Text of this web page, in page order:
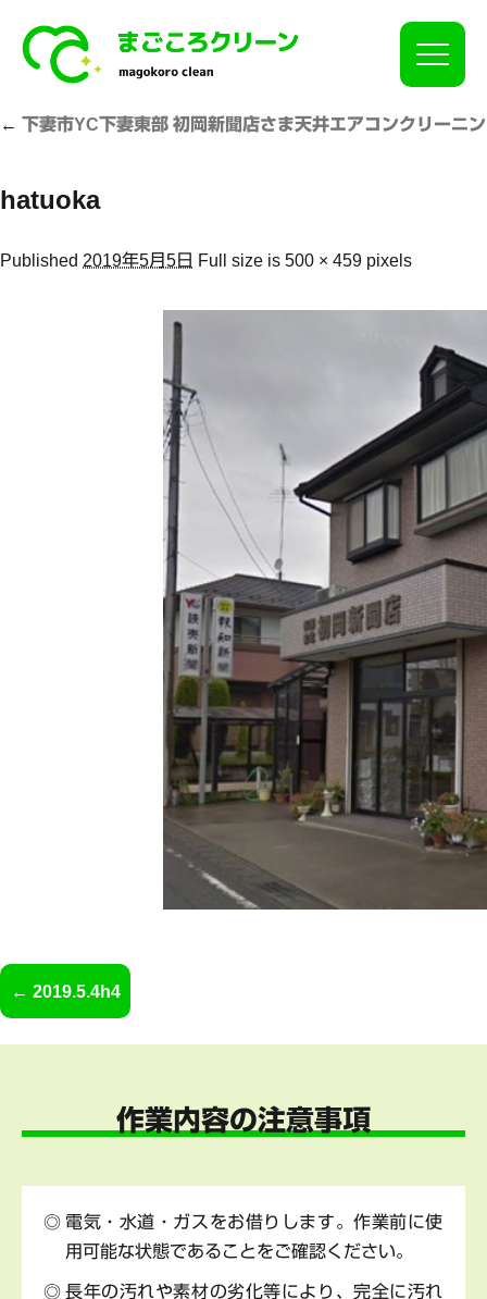
Click
← 下妻市YC下妻東部 初岡新聞店さま天井エアコンクリーニ
hatuoka
Published 2019年5月5日 Full size is 500 × 459 pixels
2019.5.4h4
作業内容の注意事項
電気・水道・ガスをお借りします。作業前に使
用可能な状態であることをご確認ください。
長年の汚れや素材の劣化等により、完全に汚れ